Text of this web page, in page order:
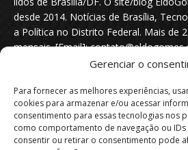
Gerenciar o
Para fornecer as melhores experiências,
cookies para armazenar e/ou acessar
consentimento para essas tecnologias nos
como comportamento de navegação ou IDs
consentir ou retirar o consentimento pode
desde 2014. Notícias de Brasília,
a Política no Distrito Federal. Mais de
mensais. [Email]: